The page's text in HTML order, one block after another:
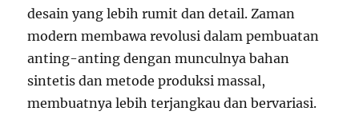
desain yang lebih rumit dan detail. Zaman
modern membawa revolusi dalam pembuatan
anting-anting dengan munculnya bahan
sintetis dan metode produksi massal,
membuatnya lebih terjangkau dan bervariasi.